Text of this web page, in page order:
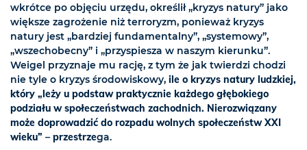
wkrótce po objęciu urzędu, określił „kryzys natury” jako
większe zagrożenie niż terroryzm, ponieważ kryzys
natury jest „bardziej fundamentalny”, „systemowy”,
„wszechobecny” i „przyspiesza w naszym kierunku”.
Weigel przyznaje mu rację, z tym że jak twierdzi chodzi
nie tyle o kryzys środowiskowy, ile o kryzys natury ludzkiej,
który „leży u podstaw praktycznie każdego głębokiego
podziału w społeczeństwach zachodnich. Nierozwiązany
może doprowadzić do rozpadu wolnych społeczeństw XXI
wieku” – przestrzega.